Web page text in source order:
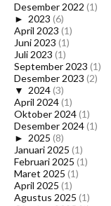
Desember 2022 (1)
► 2023 (6)
April 2023 (1)
Juni 2023 (1)
Juli 2023 (1)
September 2023 (1)
Desember 2023 (2)
▼ 2024(3)
April 2024(1)
Oktober 2024(1)
Desember 2024(1)
► 2025 (8)
Januari 2025 (1)
Februari 2025 (1)
Maret 2025 (1)
April 2025 (1)
Agustus 2025 (1)